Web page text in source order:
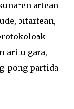
artean
bitartean,
aritu gara,
pong partida